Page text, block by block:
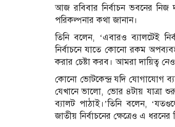
আজ রবিবার নির্বাচন ভবনের নিজ
পরিকল্পনার কথা জানান।
তিনি বলেন, ‘এবারও ব্যালটেই
নির্বাচনে যাতে কোনো রকম
করার চেষ্টা করব। আমরা দায়িত্ব
কোনো ভোটকেন্দ্র যদি যোগাযোগ
যেখানে ভালো, ভোর ৪টায়
ব্যালট পাঠাই।’তিনি বলেন,
জাতীয় নির্বাচনের ক্ষেত্রেও এ ধরনের